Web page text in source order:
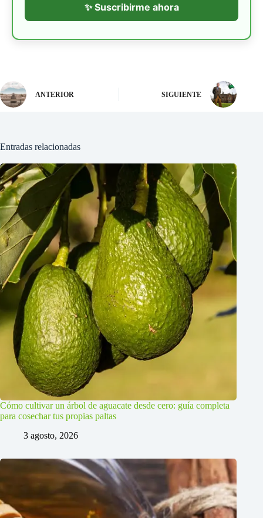
✨ Suscribirme ahora
ANTERIOR SIGUIENTE
Entradas relacionadas
Cómo cultivar un árbol de aguacate desde cero: guía completa
para cosechar tus propias paltas
3 agosto, 2026